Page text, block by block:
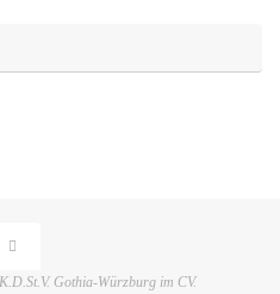
Gothia-Würzburg im CV.